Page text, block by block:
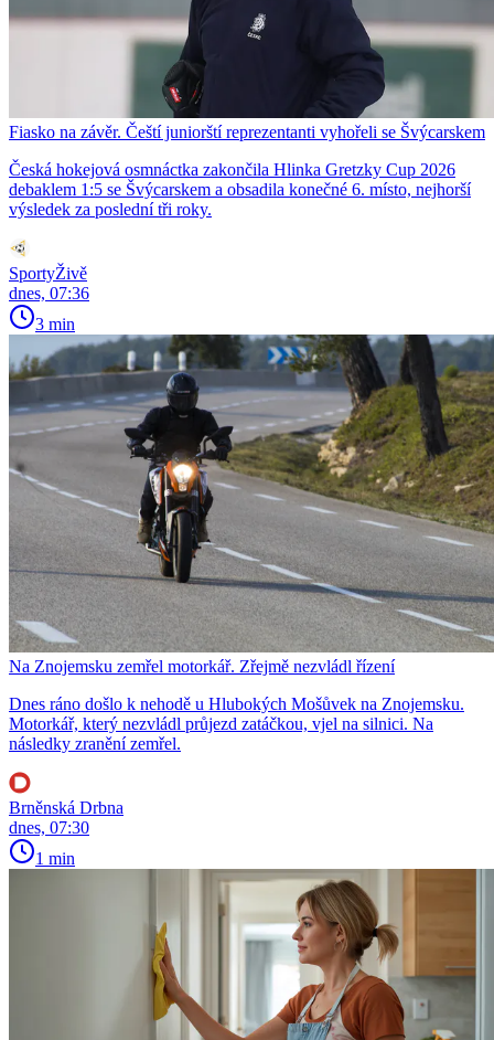
Fiasko na závěr. Čeští juniorští reprezentanti vyhořeli se Švýcarskem
Česká hokejová osmnáctka zakončila Hlinka Gretzky Cup 2026
debaklem 1:5 se Švýcarskem a obsadila konečné 6. místo, nejhorší
výsledek za poslední tři roky.
SportyŽivě
dnes, 07:36
3 min
Na Znojemsku zemřel motorkář. Zřejmě nezvládl řízení
Dnes ráno došlo k nehodě u Hlubokých Mošůvek na Znojemsku.
Motorkář, který nezvládl průjezd zatáčkou, vjel na silnici. Na
následky zranění zemřel.
Brněnská Drbna
dnes, 07:30
1 min